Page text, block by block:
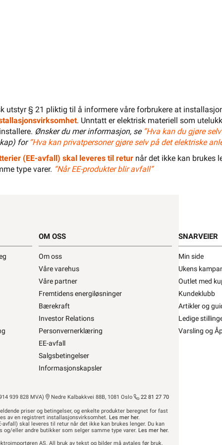
Meld feil i produktinformasjonen? Lagre til senere
Lagre i din ønskeliste
å kunne inngå i et fast elektrisk anlegg
kan kun
i faste teleinstallasjoner, og elektrisk materiell
anlegget?”
dette gratis i en av våre varehus og/eller
utstyr § 21 pliktig til å informere våre forbrukere at
. Unntatt er elektrisk materiell som
Ønsker du mer informasjon, se ”Hva kan du gjøre
for “Hva kan privatpersoner gjøre selv på det elektriske
(EE-avfall) skal leveres til retur når det ikke kan brukes
type varer. “Når EE-produkter blir avfall”
OM OSS
Om oss
Våre varehus
Våre partner
Fremtidens energiløsninger
Bærekraft
Investor Relations
Personvernerklæring
EE-avfall
Salgsbetingelser
Informasjonskapsler
SNARVEIER
Min side
Ukens
Outlet med
Kundeklubb
Artikler og
Ledige
Varsling og
939 828 MVA) Nedre Kalbakkvei 88B, 1081 Oslo 22 81 27 70
priser og betingelser, og enkelte produkter beregnet for fast
av en registrert installasjonsvirksomhet. Les mer her.
skal leveres til retur når det ikke kan brukes lenger. Du kan
og/eller andre butikker som selger samme type varer. Les mer her.
AS. All bruk av tekst og bilder må avtales før bruk.